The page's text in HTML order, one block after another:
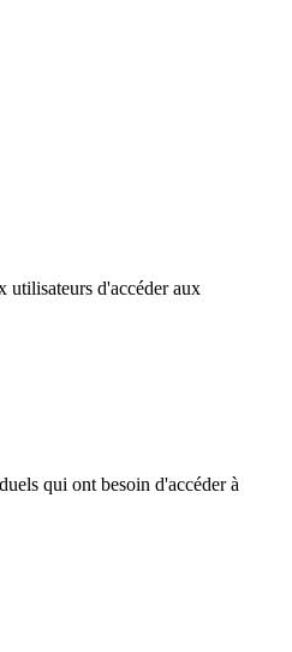
utilisateurs d'accéder aux
qui ont besoin d'accéder à